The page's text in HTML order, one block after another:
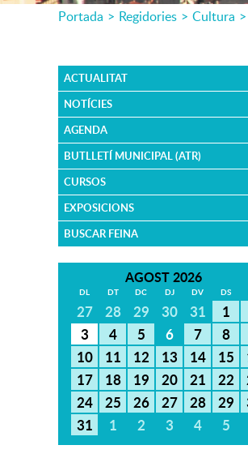
Portada > Regidories > Cultura >
ACTUALITAT
NOTÍCIES
AGENDA
BUTLLETÍ MUNICIPAL (ATR)
CURSOS
EXPOSICIONS
BUSCAR FEINA
AGOST 2026
DL DT DC DJ DV DS
27 28 29 30 31 1
3
4 5 6 7 8
10
11 12 13 14 15
17
18 19 20 21 22
24
25 26 27 28 29
31
1 2 3 4 5